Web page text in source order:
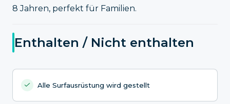
8 Jahren, perfekt für Familien.
Enthalten / Nicht enthalten
Alle Surfausrüstung wird gestellt